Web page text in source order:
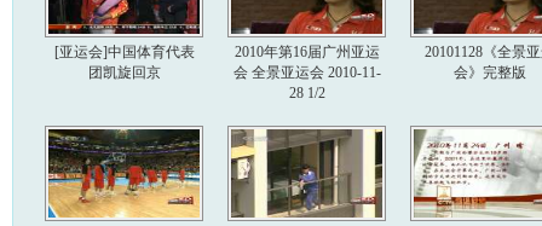
[亚运会]中国体育代表
团凯旋回京
2010年第16届广州亚运
会 全景亚运会 2010-11-
28 1/2
20101128《全景
会》完整版